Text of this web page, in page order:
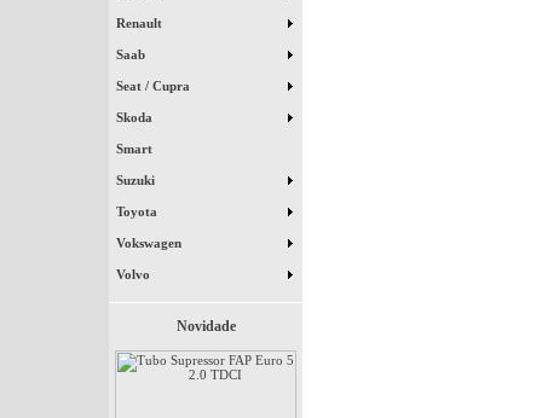
Renault
Saab
Seat / Cupra
Skoda
Smart
Suzuki
Toyota
Vokswagen
Volvo
Novidade